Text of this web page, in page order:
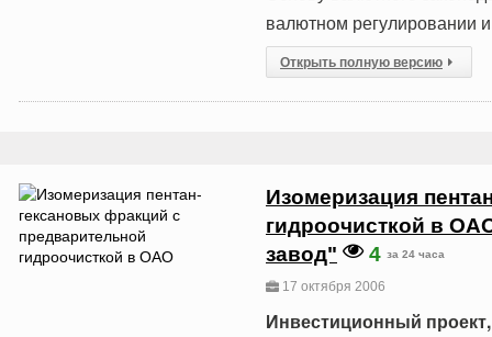
валютном регулировании
Открыть полную версию
Изомеризация
гидроочисткой в
завод"
4 за 24 часа
17 октября 2006
Инвестиционный